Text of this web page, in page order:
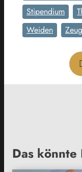
Stipendium
Weiden
Das